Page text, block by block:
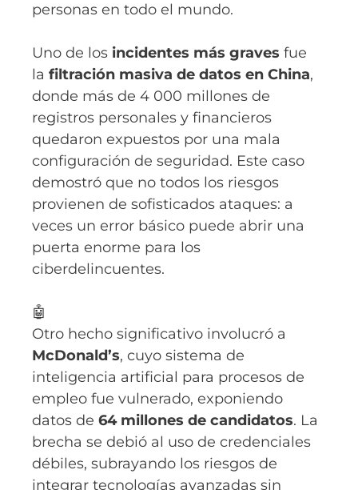
personas en todo el mundo.
Uno de los incidentes más graves fue
la filtración masiva de datos en China,
donde más de 4 000 millones de
registros personales y financieros
quedaron expuestos por una mala
configuración de seguridad. Este caso
demostró que no todos los riesgos
provienen de sofisticados ataques: a
veces un error básico puede abrir una
puerta enorme para los
ciberdelincuentes.
🤖
Otro hecho significativo involucró a
McDonald’s, cuyo sistema de
inteligencia artificial para procesos de
empleo fue vulnerado, exponiendo
datos de 64 millones de candidatos. La
brecha se debió al uso de credenciales
débiles, subrayando los riesgos de
integrar tecnologías avanzadas sin